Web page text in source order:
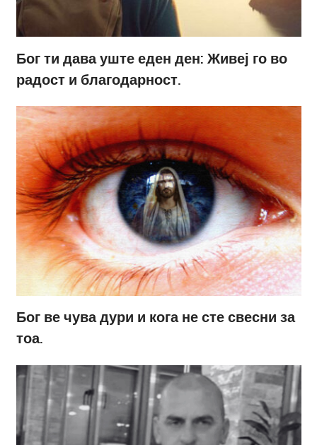
Бог ти дава уште еден ден: Живеј го во
радост и благодарност.
Бог ве чува дури и кога не сте свесни за
тоа.